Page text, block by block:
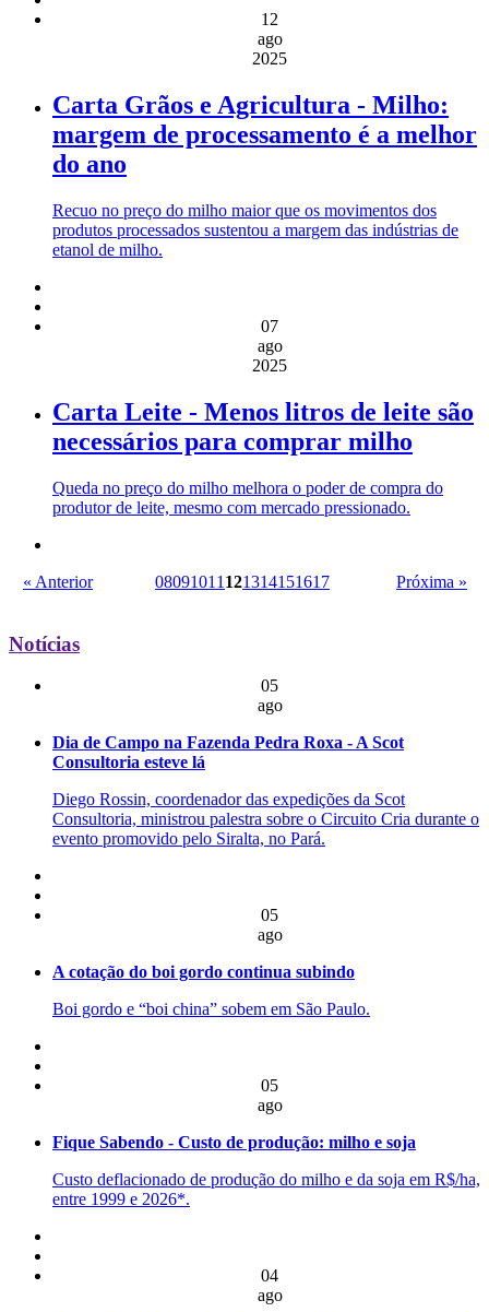
12
ago
2025
Carta Grãos e Agricultura - Milho:
margem de processamento é a melhor
do ano
Recuo no preço do milho maior que os movimentos dos
produtos processados sustentou a margem das indústrias de
etanol de milho.
07
ago
2025
Carta Leite - Menos litros de leite são
necessários para comprar milho
Queda no preço do milho melhora o poder de compra do
produtor de leite, mesmo com mercado pressionado.
« Anterior 08091011 121314151617 Próxima »
Notícias
05
ago
Dia de Campo na Fazenda Pedra Roxa - A Scot
Consultoria esteve lá
Diego Rossin, coordenador das expedições da Scot
Consultoria, ministrou palestra sobre o Circuito Cria durante o
evento promovido pelo Siralta, no Pará.
05
ago
A cotação do boi gordo continua subindo
Boi gordo e “boi china” sobem em São Paulo.
05
ago
Fique Sabendo - Custo de produção: milho e soja
Custo deflacionado de produção do milho e da soja em R$/ha,
entre 1999 e 2026*.
04
ago